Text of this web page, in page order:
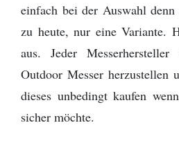
einfach bei der Auswahl
zu heute, nur eine Variante.
aus. Jeder
Outdoor Messer herzustellen
dieses unbedingt kaufen
sicher möchte.